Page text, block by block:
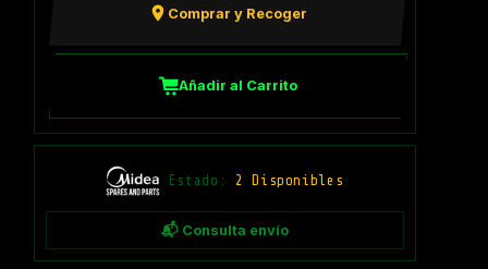
Comprar y Recoger
Añadir al Carrito
Estado: 2 Disponibles
📬 Consulta envío